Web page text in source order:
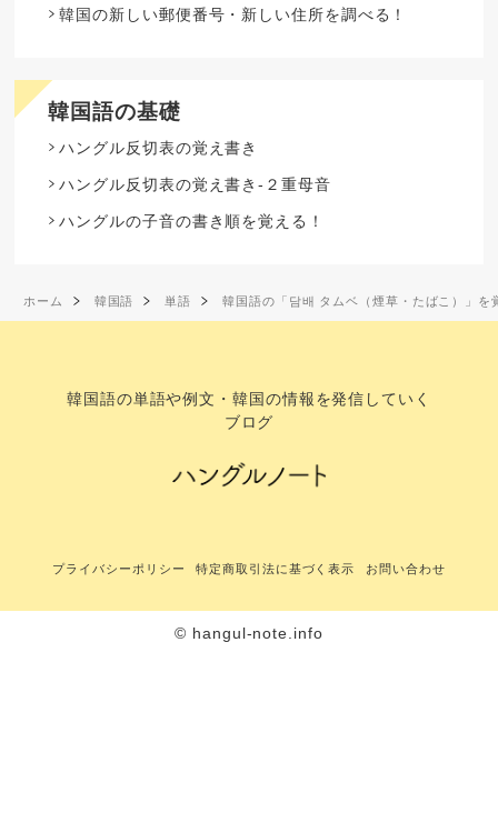
韓国の新しい郵便番号・新しい住所を調べる！
韓国語の基礎
ハングル反切表の覚え書き
ハングル反切表の覚え書き-２重母音
ハングルの子音の書き順を覚える！
ホーム 韓国語 単語 韓国語の「담배 タムベ（煙草・たばこ）」を
韓国語の単語や例文・韓国の情報を発信していく
ブログ
プライバシーポリシー 特定商取引法に基づく表示 お問い合わせ
© hangul-note.info